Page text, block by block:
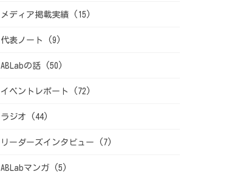
メディア掲載実績 (15)
代表ノート (9)
ABLabの話 (50)
イベントレポート (72)
ラジオ (44)
リーダーズインタビュー (7)
ABLabマンガ (5)